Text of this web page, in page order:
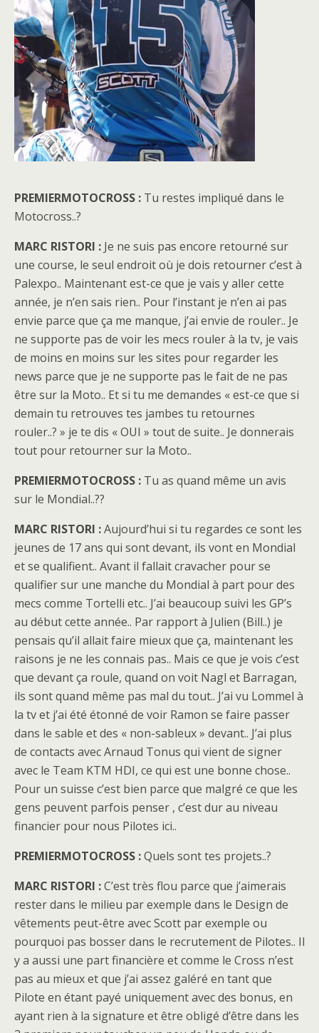
PREMIERMOTOCROSS : Tu restes impliqué dans le
Motocross..?
MARC RISTORI : Je ne suis pas encore retourné sur
une course, le seul endroit où je dois retourner c’est à
Palexpo.. Maintenant est-ce que je vais y aller cette
année, je n’en sais rien.. Pour l’instant je n’en ai pas
envie parce que ça me manque, j’ai envie de rouler.. Je
ne supporte pas de voir les mecs rouler à la tv, je vais
de moins en moins sur les sites pour regarder les
news parce que je ne supporte pas le fait de ne pas
être sur la Moto.. Et si tu me demandes « est-ce que si
demain tu retrouves tes jambes tu retournes
rouler..? » je te dis « OUI » tout de suite.. Je donnerais
tout pour retourner sur la Moto..
PREMIERMOTOCROSS : Tu as quand même un avis
sur le Mondial..??
MARC RISTORI :Aujourd’hui si tu regardes ce sont les
jeunes de 17 ans qui sont devant, ils vont en Mondial
et se qualifient.. Avant il fallait cravacher pour se
qualifier sur une manche du Mondial à part pour des
mecs comme Tortelli etc.. J’ai beaucoup suivi les GP’s
au début cette année.. Par rapport à Julien (Bill..) je
pensais qu’il allait faire mieux que ça, maintenant les
raisons je ne les connais pas.. Mais ce que je vois c’est
que devant ça roule, quand on voit Nagl et Barragan,
ils sont quand même pas mal du tout.. J’ai vu Lommel à
la tv et j’ai été étonné de voir Ramon se faire passer
dans le sable et des « non-sableux » devant.. J’ai plus
de contacts avec Arnaud Tonus qui vient de signer
avec le Team KTM HDI, ce qui est une bonne chose..
Pour un suisse c’est bien parce que malgré ce que les
gens peuvent parfois penser , c’est dur au niveau
financier pour nous Pilotes ici..
PREMIERMOTOCROSS :Quels sont tes projets..?
MARC RISTORI :C’est très flou parce que j’aimerais
rester dans le milieu par exemple dans le Design de
vêtements peut-être avec Scott par exemple ou
pourquoi pas bosser dans le recrutement de Pilotes.. Il
y a aussi une part financière et comme le Cross n’est
pas au mieux et que j’ai assez galéré en tant que
Pilote en étant payé uniquement avec des bonus, en
ayant rien à la signature et être obligé d’être dans les